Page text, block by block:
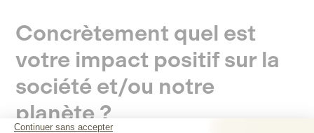
Concrètement quel est
votre impact positif sur la
société et/ou notre
planète ?
Continuer sans accepter